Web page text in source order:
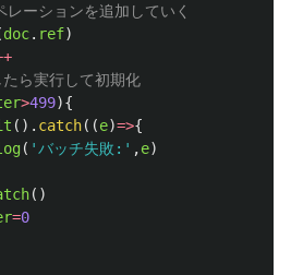
ーションを追加していく
doc. ref)
ら実行して初期化
>499){
(). catch((e)=>{
( 'バッチ失敗: ' ,e)
()
=0